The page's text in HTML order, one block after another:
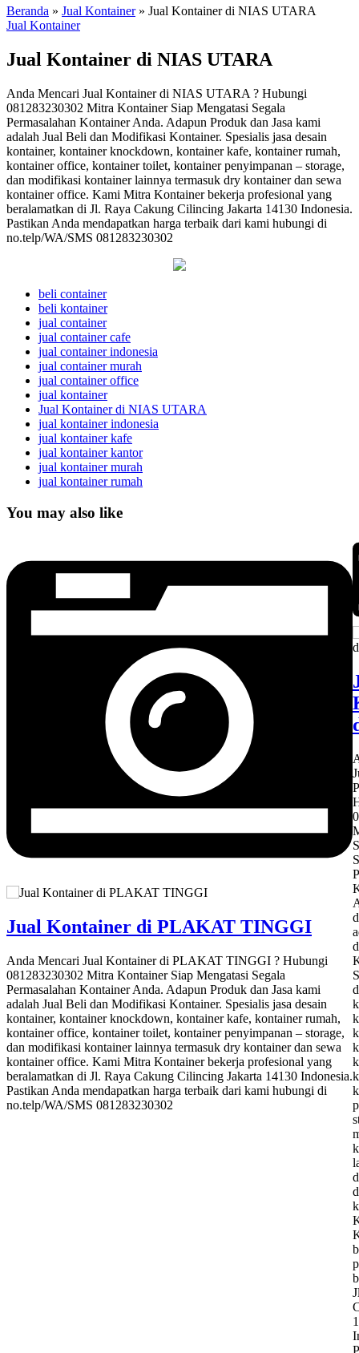
Beranda » Jual Kontainer » Jual Kontainer di NIAS UTARA
Jual Kontainer
Jual Kontainer di NIAS UTARA
Anda Mencari Jual Kontainer di NIAS UTARA ? Hubungi
081283230302 Mitra Kontainer Siap Mengatasi Segala
Permasalahan Kontainer Anda. Adapun Produk dan Jasa kami
adalah Jual Beli dan Modifikasi Kontainer. Spesialis jasa desain
kontainer, kontainer knockdown, kontainer kafe, kontainer rumah,
kontainer office, kontainer toilet, kontainer penyimpanan – storage,
dan modifikasi kontainer lainnya termasuk dry kontainer dan sewa
kontainer office. Kami Mitra Kontainer bekerja profesional yang
beralamatkan di Jl. Raya Cakung Cilincing Jakarta 14130 Indonesia.
Pastikan Anda mendapatkan harga terbaik dari kami hubungi di
no.telp/WA/SMS 081283230302
beli container
beli kontainer
jual container
jual container cafe
jual container indonesia
jual container murah
jual container office
jual kontainer
Jual Kontainer di NIAS UTARA
jual kontainer indonesia
jual kontainer kafe
jual kontainer kantor
jual kontainer murah
jual kontainer rumah
You may also like
Jual Kontainer di PLAKAT TINGGI
Anda Mencari Jual Kontainer di PLAKAT TINGGI ? Hubungi
081283230302 Mitra Kontainer Siap Mengatasi Segala
Permasalahan Kontainer Anda. Adapun Produk dan Jasa kami
adalah Jual Beli dan Modifikasi Kontainer. Spesialis jasa desain
kontainer, kontainer knockdown, kontainer kafe, kontainer rumah,
kontainer office, kontainer toilet, kontainer penyimpanan – storage,
dan modifikasi kontainer lainnya termasuk dry kontainer dan sewa
kontainer office. Kami Mitra Kontainer bekerja profesional yang
beralamatkan di Jl. Raya Cakung Cilincing Jakarta 14130 Indonesia.
Pastikan Anda mendapatkan harga terbaik dari kami hubungi di
no.telp/WA/SMS 081283230302